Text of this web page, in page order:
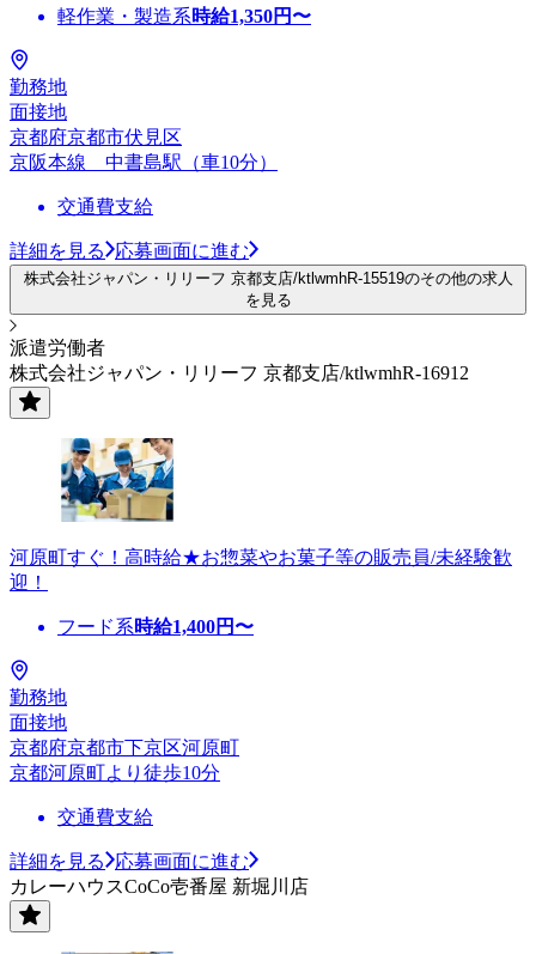
軽作業・製造系時給1,350円〜
勤務地
面接地
京都府京都市伏見区
京阪本線 中書島駅（車10分）
交通費支給
詳細を見る 応募画面に進む
株式会社ジャパン・リリーフ 京都支店/ktlwmhR-15519のその他の求人
を見る
派遣労働者
株式会社ジャパン・リリーフ 京都支店/ktlwmhR-16912
河原町すぐ！高時給★お惣菜やお菓子等の販売員/未経験歓
迎！
フード系時給1,400円〜
勤務地
面接地
京都府京都市下京区河原町
京都河原町より徒歩10分
交通費支給
詳細を見る
応募画面に進む
カレーハウスCoCo壱番屋 新堀川店